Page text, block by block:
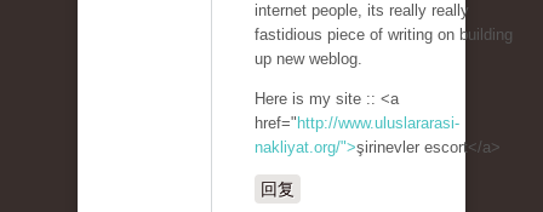
internet people, its really really
fastidious piece of writing on building
up new weblog.
Here is my site :: <a
href=" http://www.uluslararasi-
nakliyat.org/">şirinevler escort</a>
回复